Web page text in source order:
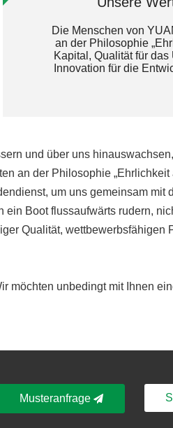
Die Menschen von
an der Philosophie
Kapital, Qualität für das
Innovation für die
und über uns hinauswachsen,
an der Philosophie
um uns gemeinsam mit
ein Boot flussaufwärts rudern,
Qualität, wettbewerbsfähigen
möchten unbedingt mit Ihnen
Musteranfrage